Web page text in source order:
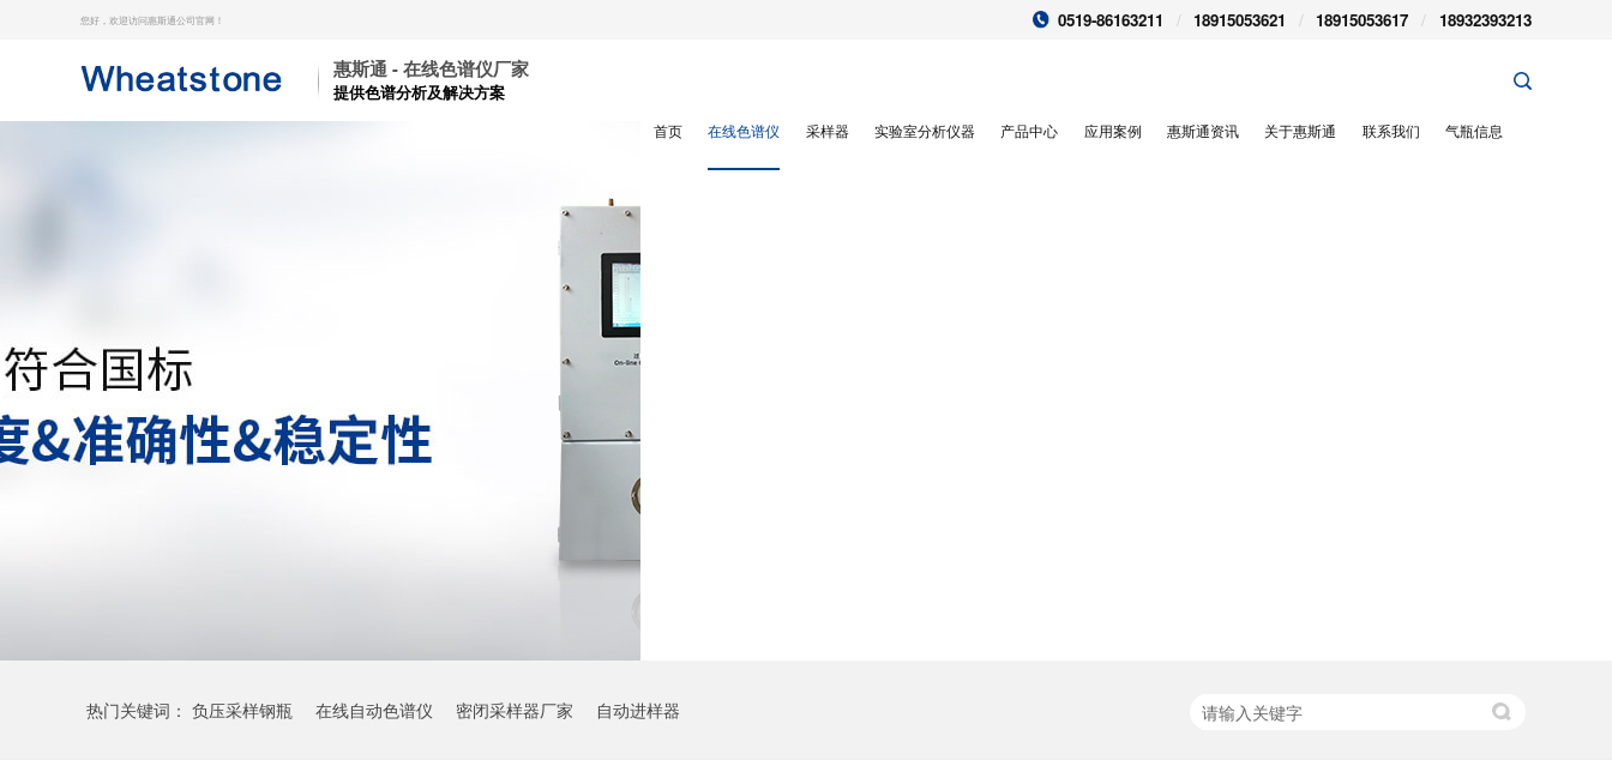
您好，欢迎访问惠斯通公司官网！ 0519-86163211 / 18915053621 / 18915053617 / 18932393213
惠斯通 - 在线色谱仪厂家
提供色谱分析及解决方案
首页 在线色谱仪 采样器 实验室分析仪器 产品中心 应用案例 惠斯通资讯 关于惠斯通 联系我们 气瓶信息
热门关键词： 负压采样钢瓶 在线自动色谱仪 密闭采样器厂家 自动进样器
WH703X全自动磨银片机使用说明